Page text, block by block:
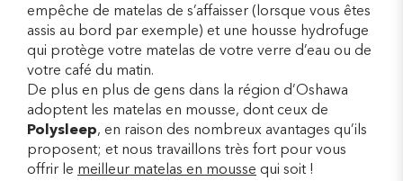
empêche de matelas de s’affaisser (lorsque vous êtes
assis au bord par exemple) et une housse hydrofuge
qui protège votre matelas de votre verre d’eau ou de
votre café du matin.
De plus en plus de gens dans la région d’Oshawa
adoptent les matelas en mousse, dont ceux de
Polysleep, en raison des nombreux avantages qu’ils
proposent; et nous travaillons très fort pour vous
offrir le meilleur matelas en mousse qui soit !